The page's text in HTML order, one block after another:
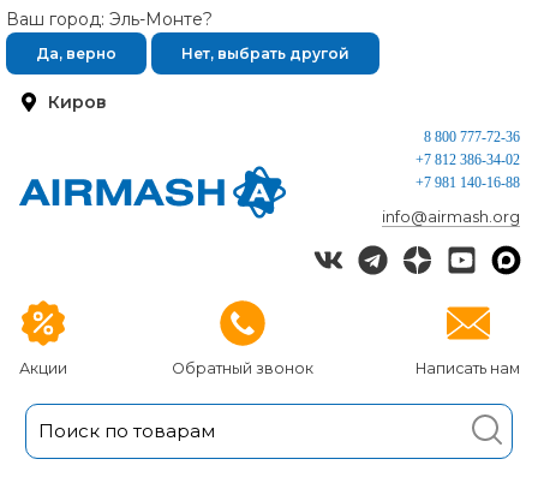
Киров
Ваш город: Эль-Монте?
Да, верно Нет, выбрать другой
Акции Обратный звонок Написать нам
8 800 777-72-36
+7 812 386-34-02
+7 981 140-16-88
info@airmash.org